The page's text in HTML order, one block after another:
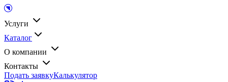
Услуги
Каталог
О компании
Контакты
Подать заявкуКалькулятор